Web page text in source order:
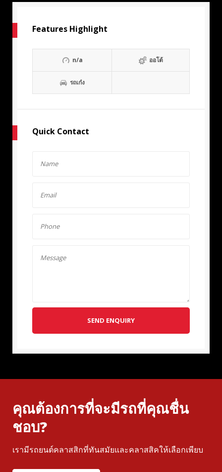
Features Highlight
n/a ออโต้
รถเก๋ง
Quick Contact
SEND ENQUIRY
คุณต้องการที่จะมีรถที่คุณชื่น
ชอบ?
เรามีรถยนต์คลาสสิกที่ทันสมัยและคลาสสิคให้เลือกเพียบ